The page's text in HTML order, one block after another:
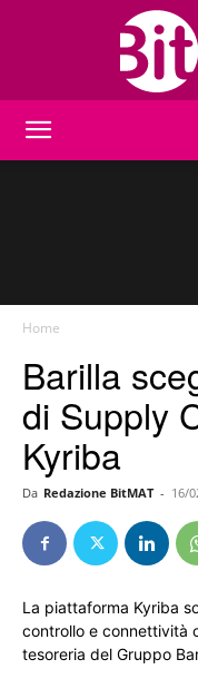
Home
Barilla
di Supply
Kyriba
Da Redazione BitMAT - 16/
La piattaforma Kyriba
controllo e connettività
tesoreria del Gruppo